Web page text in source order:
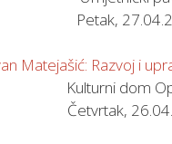
Petak,
Matejašić: Razvoj i
Kulturni dom
Četvrtak,